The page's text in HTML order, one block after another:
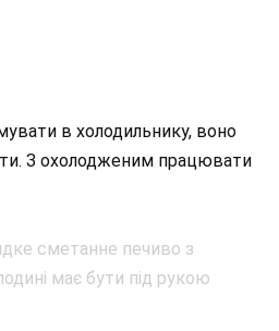
в холодильнику, воно
З охолодженим працювати